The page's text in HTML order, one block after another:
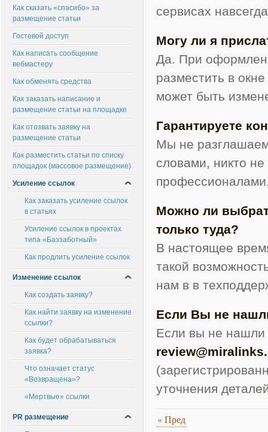
сервисах
Могу ли я
Да. При
разместить в
может быть
Гарантируете
Мы не
словами, никто
Можно ли
только туда?
В настоящее
такой
нам в в
Если Вы не
Если вы не нашли
уточнения
«Пред
Как сказать «спасибо» за
размещение статьи
Гостевой доступ
Как написать сообщение
вебмастеру
Как обменять средства
Как заказать написание и
размещение статьи на площадке
Как отозвать заявку на
размещение статьи
Как разместить статьи по списку
площадок (массовое размещение)
Усиление ссылок
Как заказать усиление ссылок
в статьях
Усиление ссылок в проектах
типа «Баззаботный»
Как продлить усиление ссылок
Изменение ссылок
Как создать заявку?
Как найти заявку на изменение
ссылки?
Как будет обрабатываться
заявка?
Что означает статус
«Возвращена»?
«Мертвые» ссылки
PR размещение